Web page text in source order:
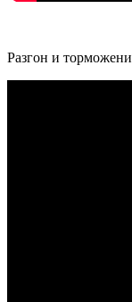
Разгон и